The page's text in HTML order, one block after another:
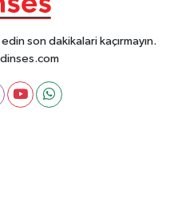
son dakikalari kaçırmayın.